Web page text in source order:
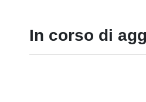
In corso di